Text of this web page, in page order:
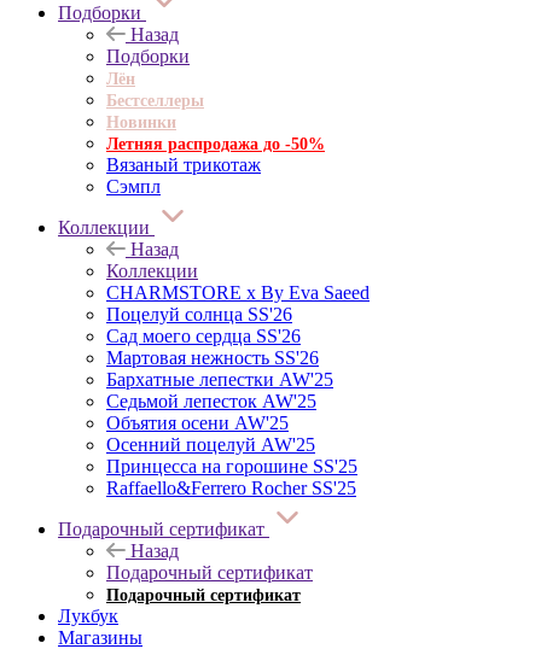
Подборки
Назад
Подборки
Лён
Бестселлеры
Новинки
Летняя распродажа до -50%
Вязаный трикотаж
Сэмпл
Коллекции
Назад
Коллекции
CHARMSTORE х By Eva Saeed
Поцелуй солнца SS'26
Сад моего сердца SS'26
Мартовая нежность SS'26
Бархатные лепестки AW'25
Седьмой лепесток AW'25
Объятия осени AW'25
Осенний поцелуй AW'25
Принцесса на горошине SS'25
Raffaello&Ferrero Rocher SS'25
Подарочный сертификат
Назад
Подарочный сертификат
Подарочный сертификат
Лукбук
Магазины